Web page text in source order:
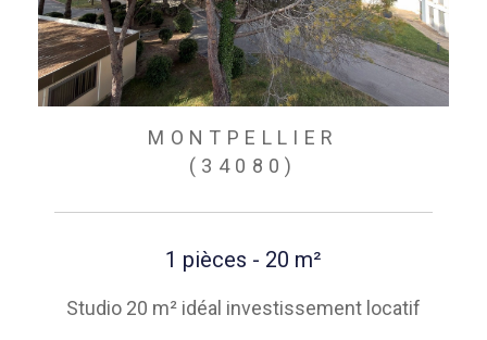
MONTPELLIER
(34080)
1 pièces - 20 m²
Studio 20 m² idéal investissement locatif